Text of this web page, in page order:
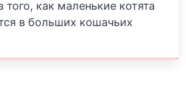
того, как маленькие котята
в больших кошачьих